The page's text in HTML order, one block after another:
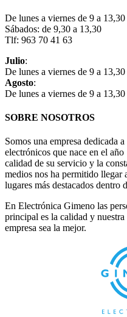
De lunes a viernes de 9 a
Sábados: de 9,30 a 13,30
Tlf: 963 70 41 63
Julio:
De lunes a viernes de 9 a
Agosto:
De lunes a viernes de 9 a 13,30
SOBRE NOSOTROS
Somos una empresa dedicada
electrónicos que nace en el
calidad de su servicio y la
medios nos ha permitido llegar
lugares más destacados dentro
En Electrónica Gimeno las
principal es la calidad y
empresa sea la mejor.